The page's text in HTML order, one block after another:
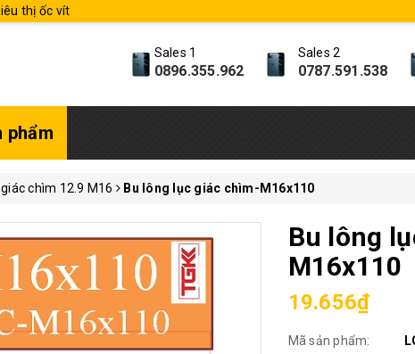
thị ốc vít
Sales 1
0896.355.962
Sales 2
0787.591.538
phẩm
chìm 12.9 M16 Bu lông lục giác chìm-M16x110
Bu lông
M16x110
19.656₫
Mã sản phẩm: